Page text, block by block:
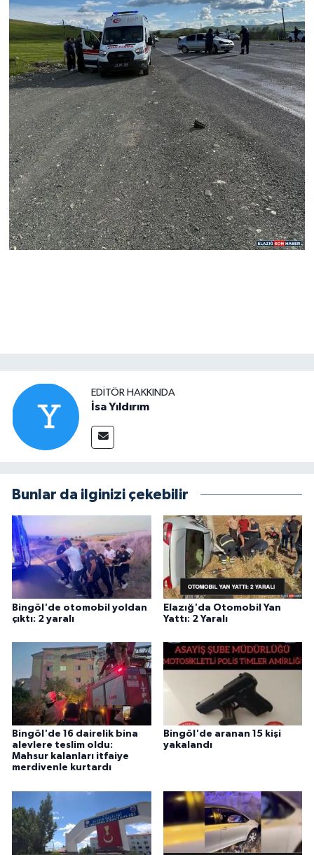
EDITÖR HAKKINDA
İsa Yıldırım
Bunlar da ilginizi çekebilir
Bingöl'de otomobil yoldan
çıktı: 2 yaralı
Elazığ'da Otomobil Yan
Yattı: 2 Yaralı
Bingöl'de 16 dairelik bina
alevlere teslim oldu:
Mahsur kalanları itfaiye
merdivenle kurtardı
Bingöl'de aranan 15 kişi
yakalandı